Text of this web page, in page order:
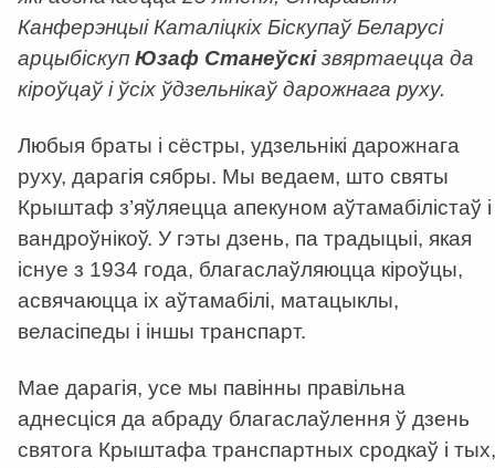
Канферэнцыі Каталіцкіх Біскупаў Беларусі
арцыбіскуп Юзаф Станеўскізвяртаецца да
кіроўцаў і ўсіх ўдзельнікаў дарожнага руху.
Любыя браты і сёстры, удзельнікі дарожнага
руху, дарагія сябры. Мы ведаем, што святы
Крыштаф з’яўляецца апекуном аўтамабілістаў і
вандроўнікоў. У гэты дзень, па традыцыі, якая
існуе з 1934 года, благаслаўляюцца кіроўцы,
асвячаюцца іх аўтамабілі, матацыклы,
веласіпеды і іншы транспарт.
Мае дарагія, усе мы павінны правільна
аднесціся да абраду благаслаўлення ў дзень
святога Крыштафа транспартных сродкаў і тых,